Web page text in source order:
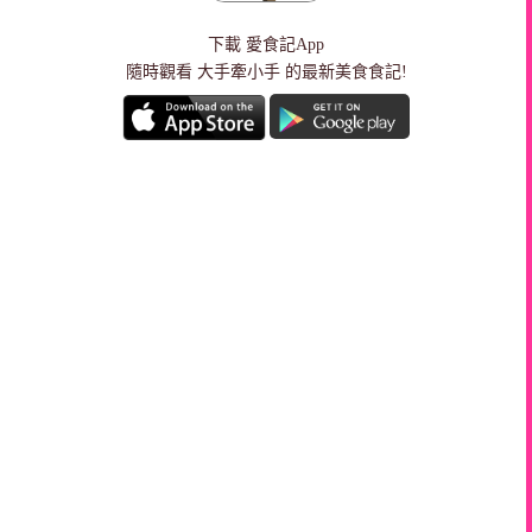
下載 愛食記App
隨時觀看 大手牽小手 的最新美食食記!